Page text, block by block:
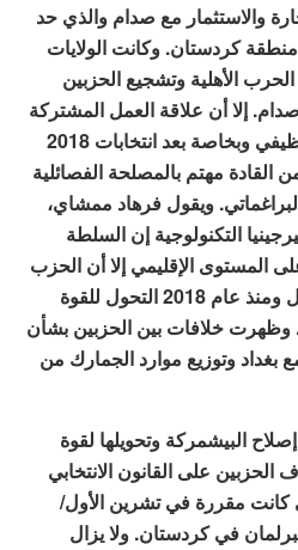
والاستثمار مع صدام والذي حد
منطقة كردستان. وكانت الولايات
الأهلية وتشجيع الحزبين
إلا أن علاقة العمل المشتركة
بين الحزبين عانت من خلل وظيفي وبخاصة بعد انتخابات 2018
مهتم بالمصلحة الفصائلية
ويقول فرهاد ممشاي،
التكنولوجية إن السلطة
المستوى الإقليمي إلا أن الحزب
الديمقراطي الكردستاني حاول ومنذ عام 2018 التحول للقوة
وظهرت خلافات بين الحزبين بشأن
بغداد وتوزيع موارد الجمارك من
البيشمركة وتحويلها لقوة
على القانون الانتخابي
كانت مقررة في تشرين الأول/
في كردستان. ولا يزال